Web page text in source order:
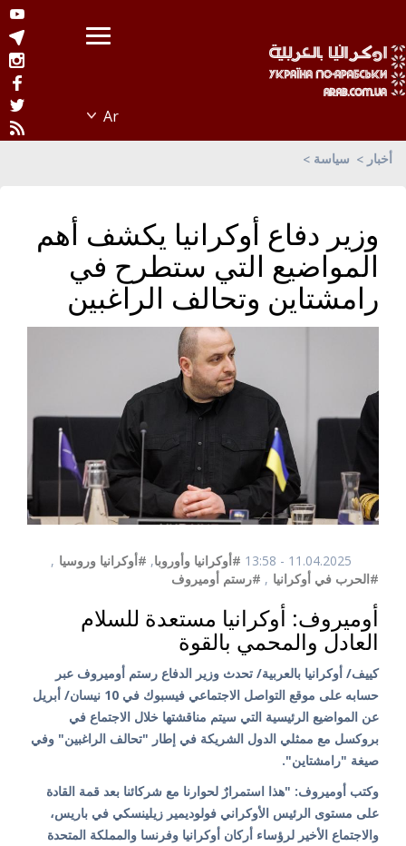
أخبار سياسة
وزير دفاع أوكرانيا يكشف أهم
المواضيع التي ستطرح في
رامشتاين وتحالف الراغبين
11.04.2025 - 13:58 #أوكرانيا وأوروبا, #أوكرانيا وروسيا ,
#الحرب في أوكرانيا , #رستم أوميروف
أوميروف: أوكرانيا مستعدة للسلام
العادل والمحمي بالقوة
كييف/ أوكرانيا بالعربية/ تحدث وزير الدفاع رستم أوميروف عبر
حسابه على موقع التواصل الاجتماعي فيسبوك في 10 نيسان/ أبريل
عن المواضيع الرئيسية التي سيتم مناقشتها خلال الاجتماع في
بروكسل مع ممثلي الدول الشريكة في إطار "تحالف الراغبين" وفي
صيغة "رامشتاين".
وكتب أوميروف: "هذا استمرارٌ لحوارنا مع شركائنا بعد قمة القادة
على مستوى الرئيس الأوكراني فولوديمير زيلينسكي في باريس،
والاجتماع الأخير لرؤساء أركان أوكرانيا وفرنسا والمملكة المتحدة